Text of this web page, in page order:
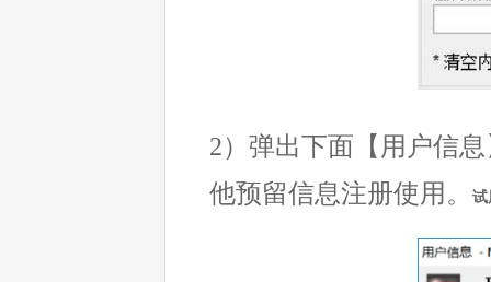
2）弹出下面【用户信
他预留信息注册使用。
试